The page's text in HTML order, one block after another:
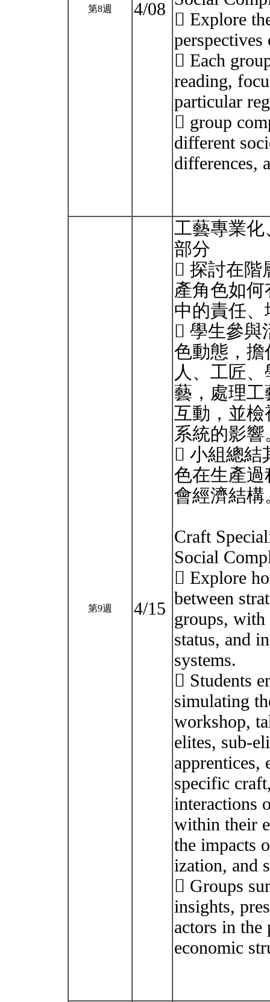
第8週 4/08  Explore
 Each
reading,
particular
 group
different
differences,
第9週 4/15
工藝專業
部分
 探討在階
產角色如
中的責任
 學生參與
色動態，
人、工匠
藝，處理
互動，並
系統的影響
 小組總結
色在生產
會經濟結構
Craft
Social
 Explore
between
groups, with
status, and
systems.
 Students
simulating
workshop,
elites, sub-
apprentices,
specific
interactions
within their
the impacts
ization, and
 Groups
insights,
actors in the
economic